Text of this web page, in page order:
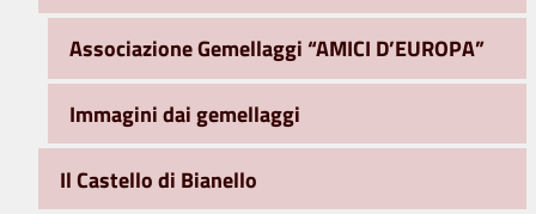
Associazione Gemellaggi “AMICI D’EUROPA”
Immagini dai gemellaggi
Il Castello di Bianello